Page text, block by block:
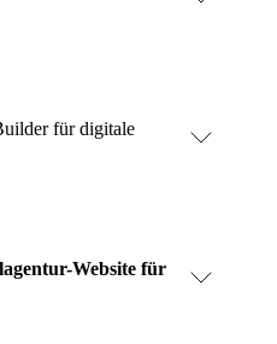
für digitale
Website für